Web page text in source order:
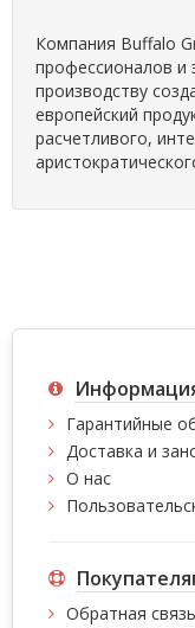
Компания Buffalo
профессионалов
производству
европейский
расчетливого,
Гарантийные
Доставка и
О нас
Обратная связь